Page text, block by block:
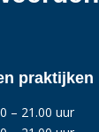
praktijken
– 21.00 uur